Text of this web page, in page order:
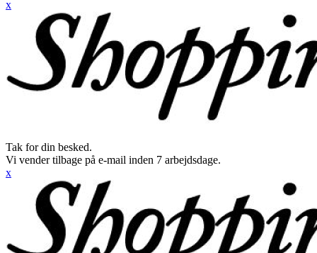
x
Tak for din besked.
Vi vender tilbage på e-mail inden 7 arbejdsdage.
x